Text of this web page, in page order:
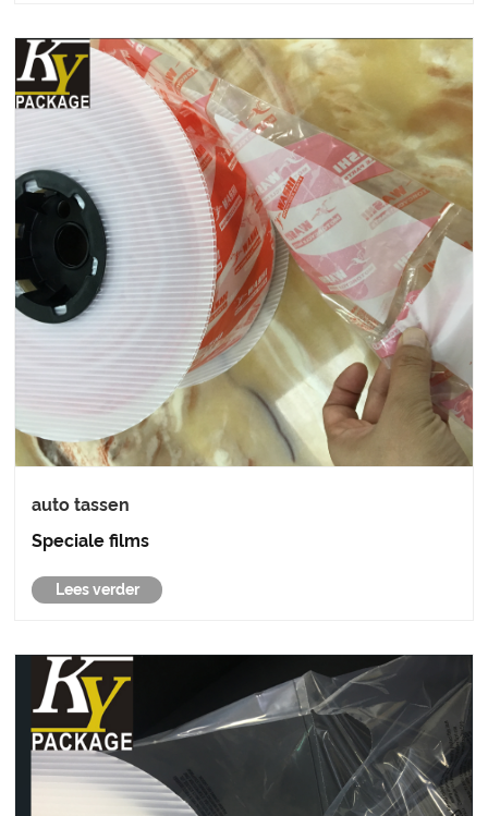
auto tassen
Speciale films
Lees verder